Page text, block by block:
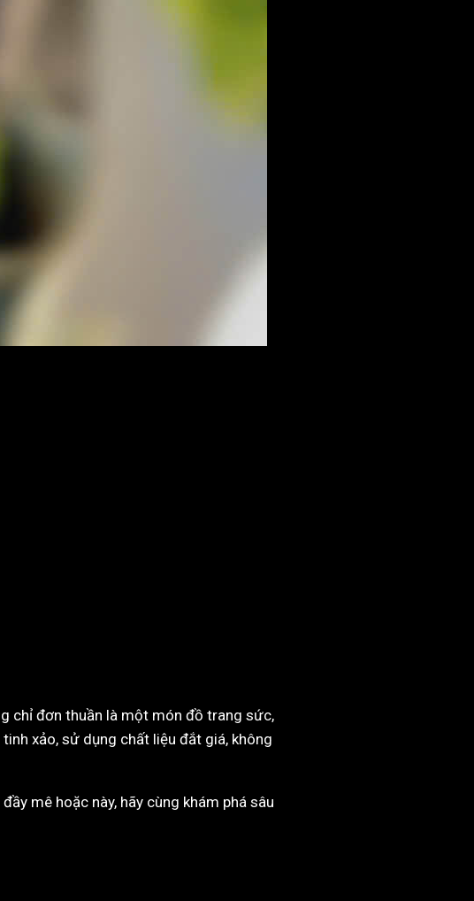
chỉ đơn thuần là một món đồ trang sức,
xảo, sử dụng chất liệu đắt giá, không
mê hoặc này, hãy cùng khám phá sâu